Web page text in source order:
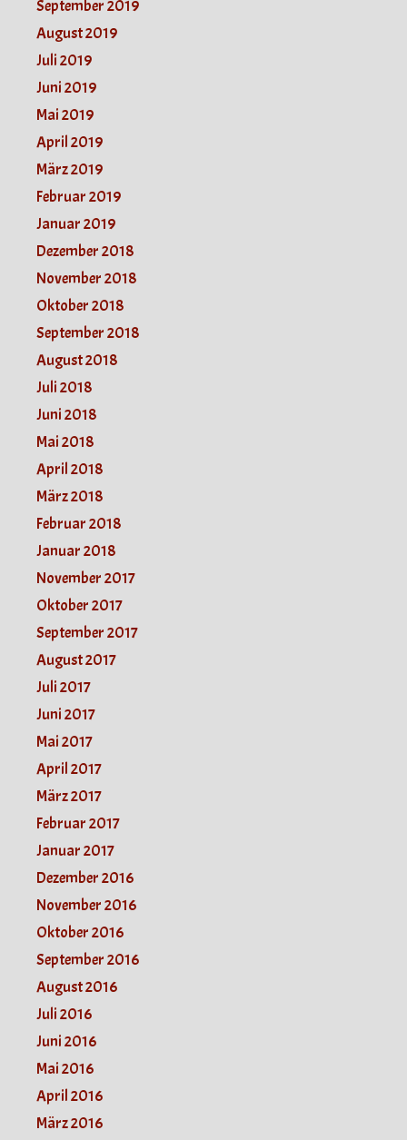
September 2019
August 2019
Juli 2019
Juni 2019
Mai 2019
April 2019
März 2019
Februar 2019
Januar 2019
Dezember 2018
November 2018
Oktober 2018
September 2018
August 2018
Juli 2018
Juni 2018
Mai 2018
April 2018
März 2018
Februar 2018
Januar 2018
November 2017
Oktober 2017
September 2017
August 2017
Juli 2017
Juni 2017
Mai 2017
April 2017
März 2017
Februar 2017
Januar 2017
Dezember 2016
November 2016
Oktober 2016
September 2016
August 2016
Juli 2016
Juni 2016
Mai 2016
April 2016
März 2016